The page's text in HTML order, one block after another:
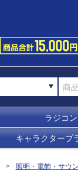
ラジコン
キャラクタープ
照明・電飾・サウ